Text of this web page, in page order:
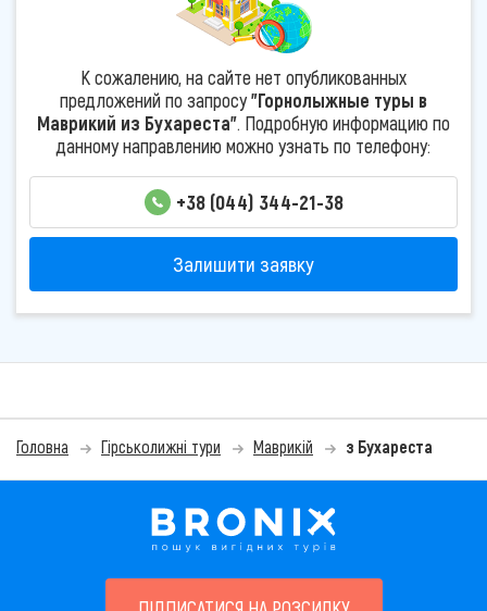
К сожалению, на сайте нет опубликованных
предложений по запросу"Горнолыжные туры в
Маврикий из Бухареста". Подробную информацию по
данному направлению можно узнать по телефону:
+38 (044) 344-21-38
Залишити заявку
Головна Гірськолижні тури Маврикій з Бухареста